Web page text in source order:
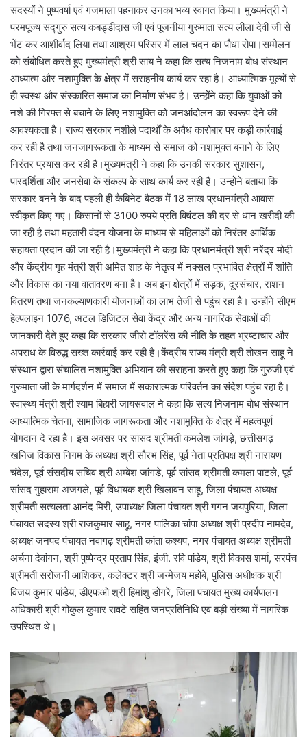
सदस्यों ने पुष्पवर्षा एवं गजमाला पहनाकर उनका भव्य स्वागत किया। मुख्यमंत्री ने
परमपूज्य सद्गुरु सत्य कबड्डीदास जी एवं पूजनीया गुरुमाता सत्य लीला देवी जी से
भेंट कर आशीर्वाद लिया तथा आश्रम परिसर में लाल चंदन का पौधा रोपा।सम्मेलन
को संबोधित करते हुए मुख्यमंत्री श्री साय ने कहा कि सत्य निजनाम बोध संस्थान
आध्यात्म और नशामुक्ति के क्षेत्र में सराहनीय कार्य कर रहा है। आध्यात्मिक मूल्यों से
ही स्वस्थ और संस्कारित समाज का निर्माण संभव है। उन्होंने कहा कि युवाओं को
नशे की गिरफ्त से बचाने के लिए नशामुक्ति को जनआंदोलन का स्वरूप देने की
आवश्यकता है। राज्य सरकार नशीले पदार्थों के अवैध कारोबार पर कड़ी कार्रवाई
कर रही है तथा जनजागरूकता के माध्यम से समाज को नशामुक्त बनाने के लिए
निरंतर प्रयास कर रही है।मुख्यमंत्री ने कहा कि उनकी सरकार सुशासन,
पारदर्शिता और जनसेवा के संकल्प के साथ कार्य कर रही है। उन्होंने बताया कि
सरकार बनने के बाद पहली ही कैबिनेट बैठक में 18 लाख प्रधानमंत्री आवास
स्वीकृत किए गए। किसानों से 3100 रुपये प्रति क्विंटल की दर से धान खरीदी की
जा रही है तथा महतारी वंदन योजना के माध्यम से महिलाओं को निरंतर आर्थिक
सहायता प्रदान की जा रही है।मुख्यमंत्री ने कहा कि प्रधानमंत्री श्री नरेंद्र मोदी
और केंद्रीय गृह मंत्री श्री अमित शाह के नेतृत्व में नक्सल प्रभावित क्षेत्रों में शांति
और विकास का नया वातावरण बना है। अब इन क्षेत्रों में सड़क, दूरसंचार, राशन
वितरण तथा जनकल्याणकारी योजनाओं का लाभ तेजी से पहुंच रहा है। उन्होंने सीएम
हेल्पलाइन 1076, अटल डिजिटल सेवा केंद्र और अन्य नागरिक सेवाओं की
जानकारी देते हुए कहा कि सरकार जीरो टॉलरेंस की नीति के तहत भ्रष्टाचार और
अपराध के विरुद्ध सख्त कार्रवाई कर रही है।केंद्रीय राज्य मंत्री श्री तोखन साहू ने
संस्थान द्वारा संचालित नशामुक्ति अभियान की सराहना करते हुए कहा कि गुरुजी एवं
गुरुमाता जी के मार्गदर्शन में समाज में सकारात्मक परिवर्तन का संदेश पहुंच रहा है।
स्वास्थ्य मंत्री श्री श्याम बिहारी जायसवाल ने कहा कि सत्य निजनाम बोध संस्थान
आध्यात्मिक चेतना, सामाजिक जागरूकता और नशामुक्ति के क्षेत्र में महत्वपूर्ण
योगदान दे रहा है। इस अवसर पर सांसद श्रीमती कमलेश जांगड़े, छत्तीसगढ़
खनिज विकास निगम के अध्यक्ष श्री सौरभ सिंह, पूर्व नेता प्रतिपक्ष श्री नारायण
चंदेल, पूर्व संसदीय सचिव श्री अम्बेश जांगड़े, पूर्व सांसद श्रीमती कमला पाटले, पूर्व
सांसद गुहाराम अजगले, पूर्व विधायक श्री खिलावन साहू, जिला पंचायत अध्यक्ष
श्रीमती सत्यलता आनंद मिरी, उपाध्यक्ष जिला पंचायत श्री गगन जयपुरिया, जिला
पंचायत सदस्य श्री राजकुमार साहू, नगर पालिका चांपा अध्यक्ष श्री प्रदीप नामदेव,
अध्यक्ष जनपद पंचायत नवागढ़ श्रीमती कांता कश्यप, नगर पंचायत अध्यक्ष श्रीमती
अर्चना देवांगन, श्री पुष्पेन्द्र प्रताप सिंह, इंजी. रवि पांडेय, श्री विकास शर्मा, सरपंच
श्रीमती सरोजनी आशिकर, कलेक्टर श्री जन्मेजय महोबे, पुलिस अधीक्षक श्री
विजय कुमार पांडेय, डीएफओ श्री हिमांशु डोंगरे, जिला पंचायत मुख्य कार्यपालन
अधिकारी श्री गोकुल कुमार रावटे सहित जनप्रतिनिधि एवं बड़ी संख्या में नागरिक
उपस्थित थे।